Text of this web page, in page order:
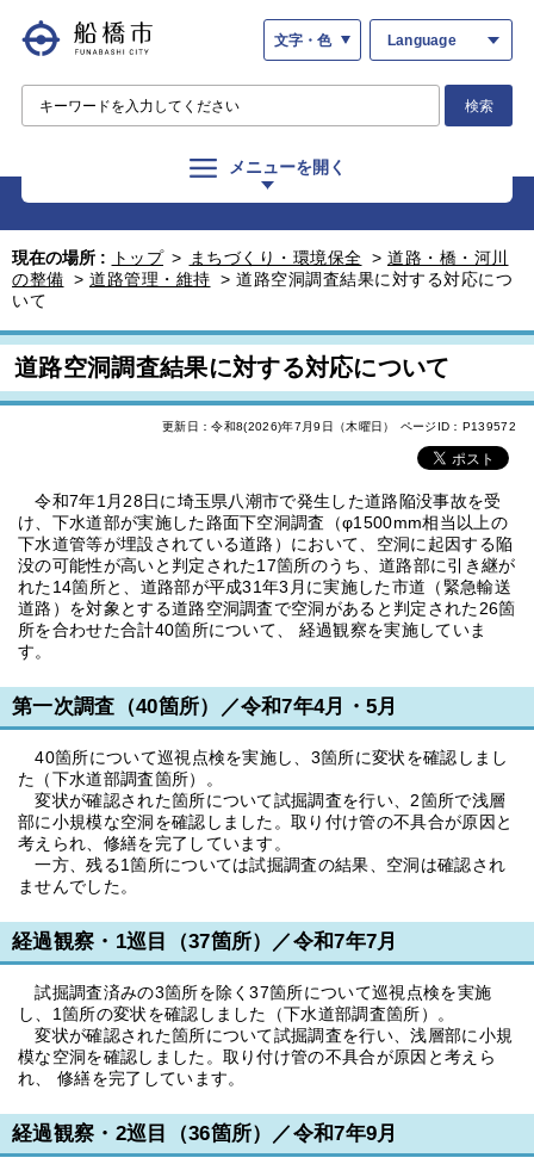
文字・色 Language
検索
メニューを開く
現在の場所 : トップ > まちづくり・環境保全 > 道路・橋・河川
の整備 > 道路管理・維持 > 道路空洞調査結果に対する対応につ
いて
道路空洞調査結果に対する対応について
更新日：令和8(2026)年7月9日（木曜日） ページID：P139572
令和7年1月28日に埼玉県八潮市で発生した道路陥没事故を受
け、下水道部が実施した路面下空洞調査（φ1500mm相当以上の
下水道管等が埋設されている道路）において、空洞に起因する陥
没の可能性が高いと判定された17箇所のうち、道路部に引き継が
れた14箇所と、道路部が平成31年3月に実施した市道（緊急輸送
道路）を対象とする道路空洞調査で空洞があると判定された26箇
所を合わせた合計40箇所について、 経過観察を実施していま
す。
第一次調査（40箇所）／令和7年4月・5月
40箇所について巡視点検を実施し、3箇所に変状を確認しまし
た（下水道部調査箇所）。
変状が確認された箇所について試掘調査を行い、2箇所で浅層
部に小規模な空洞を確認しました。取り付け管の不具合が原因と
考えられ、修繕を完了しています。
一方、残る1箇所については試掘調査の結果、空洞は確認され
ませんでした。
経過観察・1巡目（37箇所）／令和7年7月
試掘調査済みの3箇所を除く37箇所について巡視点検を実施
し、1箇所の変状を確認しました（下水道部調査箇所）。
変状が確認された箇所について試掘調査を行い、浅層部に小規
模な空洞を確認しました。取り付け管の不具合が原因と考えら
れ、 修繕を完了しています。
経過観察・2巡目（36箇所）／令和7年9月